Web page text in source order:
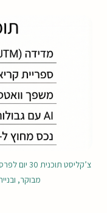
מבוקר,